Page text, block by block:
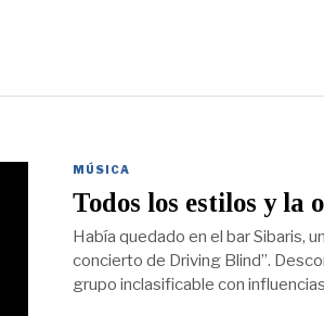
MÚSICA
Todos los estilos y
Había quedado en el bar Sibaris,
concierto de Driving Blind”.
grupo inclasificable con